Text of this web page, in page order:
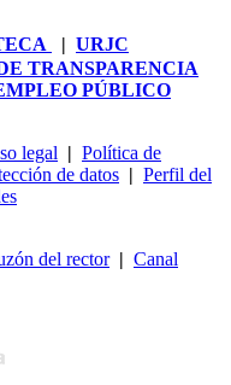
| URJC
TRANSPARENCIA
PÚBLICO
legal | Política de
de datos | Perfil del
del rector| Canal